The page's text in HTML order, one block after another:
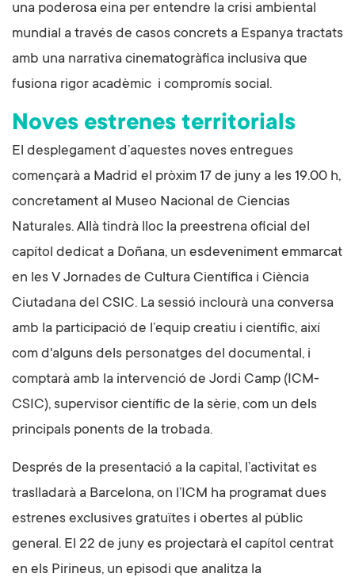
una poderosa eina per entendre la crisi ambiental
mundial a través de casos concrets a Espanya tractats
amb una narrativa cinematogràfica inclusiva que
fusiona rigor acadèmic i compromís social.
Noves estrenes territorials
El desplegament d’aquestes noves entregues
començarà a Madrid el pròxim 17 de juny a les 19.00 h,
concretament al Museo Nacional de Ciencias
Naturales. Allà tindrà lloc la preestrena oficial del
capítol dedicat a Doñana, un esdeveniment emmarcat
en les V Jornades de Cultura Científica i Ciència
Ciutadana del CSIC. La sessió inclourà una conversa
amb la participació de l’equip creatiu i científic, així
com d'alguns dels personatges del documental, i
comptarà amb la intervenció de Jordi Camp (ICM-
CSIC), supervisor científic de la sèrie, com un dels
principals ponents de la trobada.
Després de la presentació a la capital, l’activitat es
traslladarà a Barcelona, on l’ICM ha programat dues
estrenes exclusives gratuïtes i obertes al públic
general. El 22 de juny es projectarà el capítol centrat
en els Pirineus, un episodi que analitza la